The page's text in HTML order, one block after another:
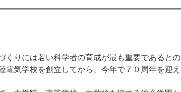
りには若い科学者の育成が最も重要であるとの
電気学校を創立してから、今年で７０周年を迎え